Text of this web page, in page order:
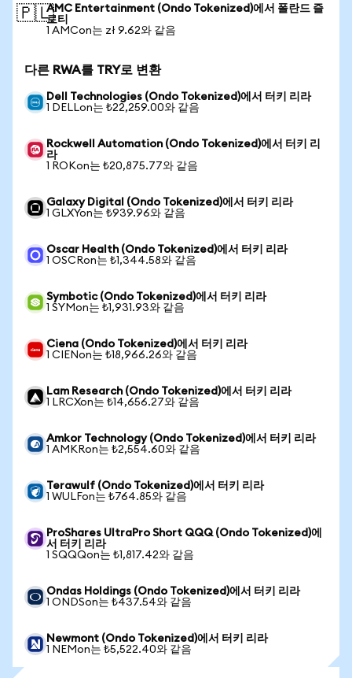
🇵🇱AMC Entertainment (Ondo Tokenized)에서 폴란드 즐
로티
1 AMCon는 zł 9.62와 같음
다른 RWA를 TRY로 변환
Dell Technologies (Ondo Tokenized)에서 터키 리라
1 DELLon는 ₺22,259.00와 같음
Rockwell Automation (Ondo Tokenized)에서 터키 리
라
1 ROKon는 ₺20,875.77와 같음
Galaxy Digital (Ondo Tokenized)에서 터키 리라
1 GLXYon는 ₺939.96와 같음
Oscar Health (Ondo Tokenized)에서 터키 리라
1 OSCRon는 ₺1,344.58와 같음
Symbotic (Ondo Tokenized)에서 터키 리라
1 SYMon는 ₺1,931.93와 같음
Ciena (Ondo Tokenized)에서 터키 리라
1 CIENon는 ₺18,966.26와 같음
Lam Research (Ondo Tokenized)에서 터키 리라
1 LRCXon는 ₺14,656.27와 같음
Amkor Technology (Ondo Tokenized)에서 터키 리라
1 AMKRon는 ₺2,554.60와 같음
Terawulf (Ondo Tokenized)에서 터키 리라
1 WULFon는 ₺764.85와 같음
ProShares UltraPro Short QQQ (Ondo Tokenized)에
서 터키 리라
1 SQQQon는 ₺1,817.42와 같음
Ondas Holdings (Ondo Tokenized)에서 터키 리라
1 ONDSon는 ₺437.54와 같음
Newmont (Ondo Tokenized)에서 터키 리라
1 NEMon는 ₺5,522.40와 같음